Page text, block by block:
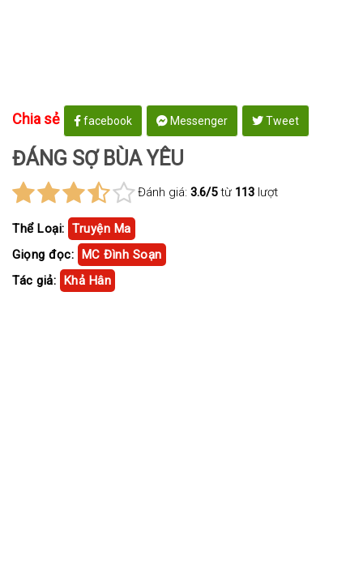
Chia sẻ facebook Messenger Tweet
ĐÁNG SỢ BÙA YÊU
Đánh giá: 3.6/5từ 113 lượt
Thể Loại: Truyện Ma
Giọng đọc: MC Đình Soạn
Tác giả: Khả Hân